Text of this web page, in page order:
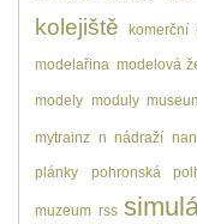
kolejiště komerční
modelařina modelová
modely moduly
mytrainz n nádraží
plánky pohronská
muzeum rss